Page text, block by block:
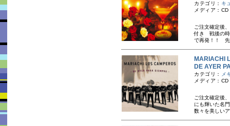
カテゴリ： キ
メディア：CD
ご注文確定後
付き 戦後の時
で再発！！ 先
MARIACHI
DE AYER
カテゴリ：
メ
メディア：CD
ご注文確定後
にも輝いた名
数々を美しい